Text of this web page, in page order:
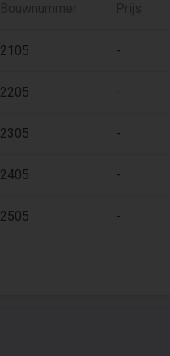
Bouwnummer Prijs
2105 -
2205 -
2305 -
2405 -
2505 -